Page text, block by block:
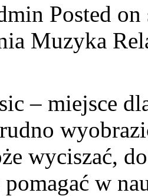
Posted
Muzyka
– miejsce
wyciszać,
pomagać w